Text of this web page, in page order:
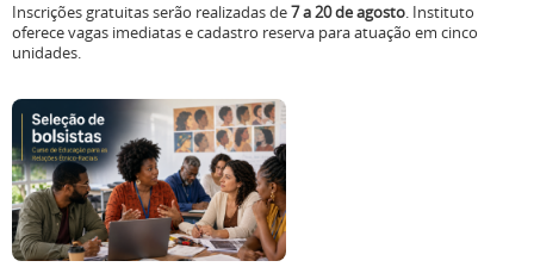
Inscrições gratuitas serão realizadas de7 a 20 de agosto. Instituto
oferece vagas imediatas e cadastro reserva para atuação em cinco
unidades.